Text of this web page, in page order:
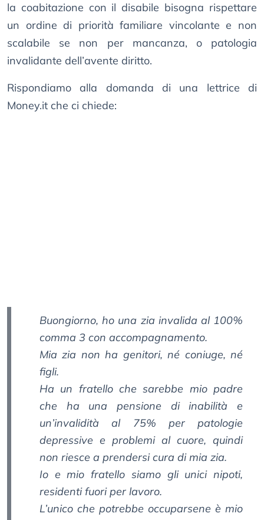
la coabitazione con il disabile bisogna rispettare
un ordine di priorità familiare vincolante e non
scalabile se non per mancanza, o patologia
invalidante dell’avente diritto.
Rispondiamo alla domanda di una lettrice di
Money.it che ci chiede:
Buongiorno, ho una zia invalida al 100%
comma 3 con accompagnamento.
Mia zia non ha genitori, né coniuge, né
figli.
Ha un fratello che sarebbe mio padre
che ha una pensione di inabilità e
un’invalidità al 75% per patologie
depressive e problemi al cuore, quindi
non riesce a prendersi cura di mia zia.
Io e mio fratello siamo gli unici nipoti,
residenti fuori per lavoro.
L’unico che potrebbe occuparsene è mio